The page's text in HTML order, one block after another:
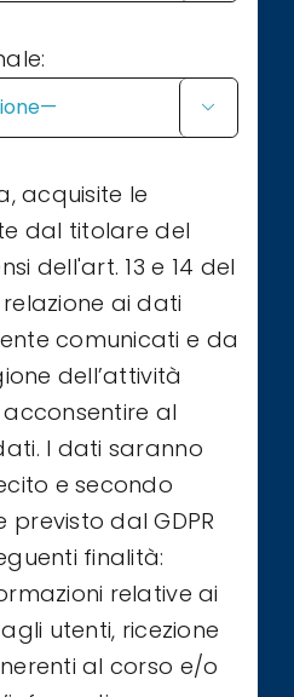

acquisite le
dal titolare del
dell'art. 13 e 14 del
relazione ai dati
comunicati e da
dell’attività
al
I dati saranno
e secondo
dal GDPR
finalità:
relative ai
utenti, ricezione
al corso e/o